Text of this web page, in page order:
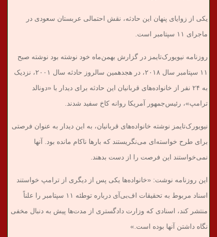
یکی از زوایای پنهان این حادثه، نقش احتمالی عربستان سعودی در
ماجرای ۱۱ سپتامبر است.
روزنامه نیویورک‌تایمز در گزارش بهمن‌ماه خود نوشته بود نوشته صبح
۱۱ سپتامبر سال ۲۰۱۸، در هجدهمین سالروز حادثه سال ۲۰۰۱، نزدیک
به ۲۴ نفر از خانواده‌های قربانیان این حادثه برای دیدار با «دونالد
ترامپ»، رئیس‌جمهور آمریکا روانه کاخ سفید شدند.
نیویورک‌تایمز نوشته خانواده‌های قربانیان، به این دیدار به عنوان فرصتی
برای طرح خواسته‌ای می‌نگریستند که بارها ناکام مانده بود. آنها
نمی‌خواستند این فرصت را از دست بدهند.
این روزنامه نوشت: «خانواده‌ها یکی پس از دیگری از ترامپ خواستند
اسناد مربوط به تحقیقات اف‌بی‌آی درباره توطئه ۱۱ سپتامبر را علناً
منتشر کند، اسنادی که وزارت دادگستری از مدت‌ها پیش به دنبال مخفی
نگاه داشتن آنها بوده است.»